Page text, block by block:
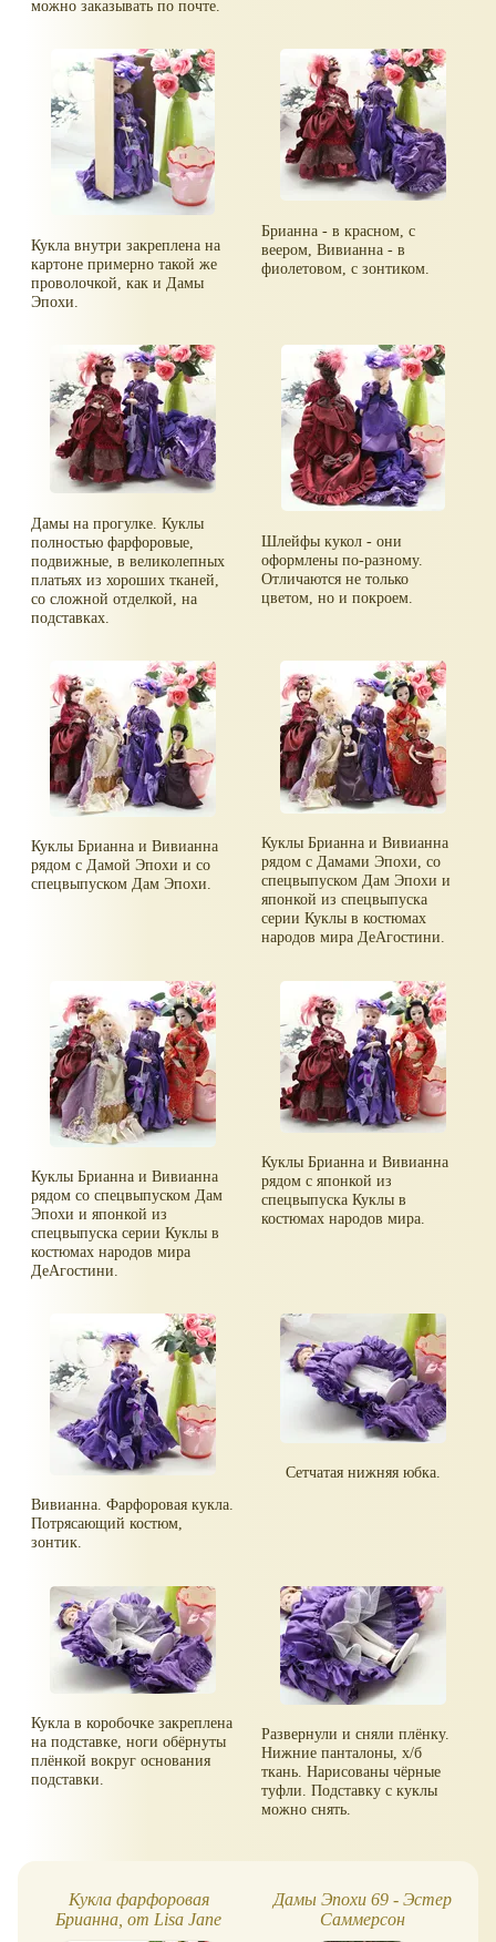
можно заказывать по почте.
Кукла внутри закреплена на
картоне примерно такой же
проволочкой, как и Дамы
Эпохи.
Брианна - в красном, с
веером, Вивианна - в
фиолетовом, с зонтиком.
Дамы на прогулке. Куклы
полностью фарфоровые,
подвижные, в великолепных
платьях из хороших тканей,
со сложной отделкой, на
подставках.
Шлейфы кукол - они
оформлены по-разному.
Отличаются не только
цветом, но и покроем.
Куклы Брианна и Вивианна
рядом с Дамой Эпохи и со
спецвыпуском Дам Эпохи.
Куклы Брианна и Вивианна
рядом с Дамами Эпохи, со
спецвыпуском Дам Эпохи и
японкой из спецвыпуска
серии Куклы в костюмах
народов мира ДеАгостини.
Куклы Брианна и Вивианна
рядом со спецвыпуском Дам
Эпохи и японкой из
спецвыпуска серии Куклы в
костюмах народов мира
ДеАгостини.
Куклы Брианна и Вивианна
рядом с японкой из
спецвыпуска Куклы в
костюмах народов мира.
Вивианна. Фарфоровая кукла.
Потрясающий костюм,
зонтик.
Сетчатая нижняя юбка.
Кукла в коробочке закреплена
на подставке, ноги обёрнуты
плёнкой вокруг основания
подставки.
Развернули и сняли плёнку.
Нижние панталоны, х/б
ткань. Нарисованы чёрные
туфли. Подставку с куклы
можно снять.
Кукла фарфоровая
Брианна, от Lisa Jane
Дамы Эпохи 69 - Эстер
Саммерсон